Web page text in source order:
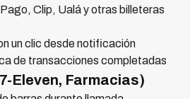
Clip, Ualá y otras billeteras
un clic desde notificación
de transacciones completadas
Eleven, Farmacias)